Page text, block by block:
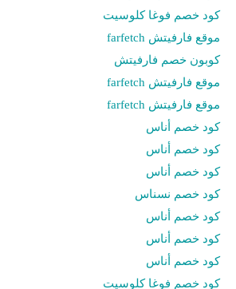
كود خصم فوغا كلوسيت
موقع فارفيتش farfetch
كوبون خصم فارفيتش
موقع فارفيتش farfetch
موقع فارفيتش farfetch
كود خصم أناس
كود خصم أناس
كود خصم أناس
كود خصم نسناس
كود خصم أناس
كود خصم أناس
كود خصم أناس
كود خصم فوغا كلوسيت